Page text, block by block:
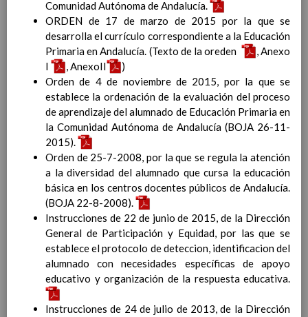
escolar
LÃ­neas generales de actuaciÃ³n pedagÃ³gica
CoordinaciÃ³n y concreciÃ³n de los contenidos
curriculares, asÃ­ como el tratamiento transversal
en las Ã¡reas de la educaciÃ³n en valores y otras
enseÃ±anzas
EducaciÃ³n Infantil (Segundo Ciclo)
noviembre 2019
Objetivos generales 15 noviembre 2019
InterrelaciÃ³n de las inteligencias
mÃºltiples con los objetivos generales
y de Ã¡reas curriculares.
Competencias bÃ¡sicas
ProgramaciÃ³n y relaciÃ³n de los
elementos curriculares del 2Âº ciclo de
e. Infantil
15 noviembre 2019
EvaluaciÃ³n 15 noviembre 2019
InterrelaciÃ³n familiar-centro
AtenciÃ³n a la diversidad
15 noviembre
Comunidad Autónoma de Andalucía.
ORDEN de 17 de marzo de 2015 por la que se
desarrolla el currículo correspondiente a la Educación
Primaria en Andalucía. (Texto de la oreden
, Anexo
I
, AnexoII
)
Orden de 4 de noviembre de 2015, por la que se
establece la ordenación de la evaluación del proceso
de aprendizaje del alumnado de Educación Primaria en
la Comunidad Autónoma de Andalucía (BOJA 26-11-
2015).
Orden de 25-7-2008, por la que se regula la atención
a la diversidad del alumnado que cursa la educación
básica en los centros docentes públicos de Andalucía.
(BOJA 22-8-2008).
Instrucciones de 22 de junio de 2015, de la Dirección
General de Participación y Equidad, por las que se
establece el protocolo de deteccion, identificacion del
alumnado con necesidades específicas de apoyo
educativo y organización de la respuesta educativa.
Instrucciones de 24 de julio de 2013, de la Dirección